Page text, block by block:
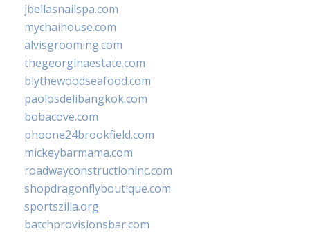
jbellasnailspa.com
mychaihouse.com
alvisgrooming.com
thegeorginaestate.com
blythewoodseafood.com
paolosdelibangkok.com
bobacove.com
phoone24brookfield.com
mickeybarmama.com
roadwayconstructioninc.com
shopdragonflyboutique.com
sportszilla.org
batchprovisionsbar.com